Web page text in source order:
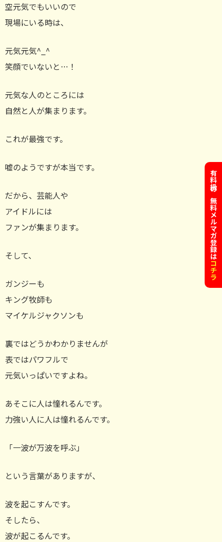
有料級の無料メルマガ登録は
コチラ
空元気でもいいので
現場にいる時は、
元気元気^_^
笑顔でいないと…！
元気な人のところには
自然と人が集まります。
これが最強です。
嘘のようですが本当です。
だから、芸能人や
アイドルには
ファンが集まります。
そして、
ガンジーも
キング牧師も
マイケルジャクソンも
裏ではどうかわかりませんが
表ではパワフルで
元気いっぱいですよね。
あそこに人は憧れるんです。
力強い人に人は憧れるんです。
「一波が万波を呼ぶ」
という言葉がありますが、
波を起こすんです。
そしたら、
波が起こるんです。